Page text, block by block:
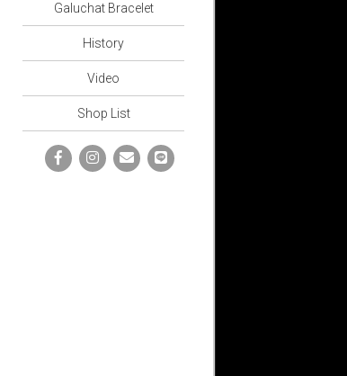
Galuchat Bracelet
History
Video
Shop List